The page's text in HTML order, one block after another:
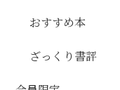
おすすめ本
ざっくり書評